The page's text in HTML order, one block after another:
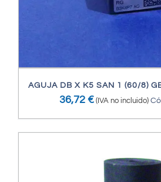
AGUJA DB X K5 SAN 1 (60/8)
36,72 € (IVA no incluido)